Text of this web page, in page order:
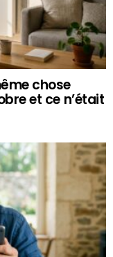
chose
et ce n’était